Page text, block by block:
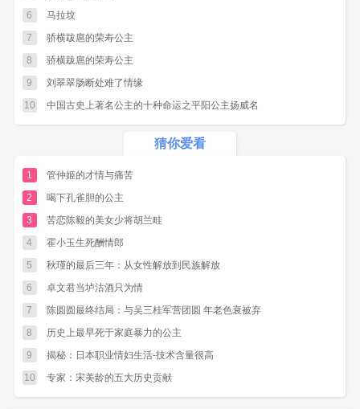
思，愿得归骸骨，葬汉地”，情词哀切，汉宣帝为
之动容，乃派人迎归。解忧公主于汉宣帝甘露51
年回到长安，此时公主年已七十。朱颜出国，
发 返来，于西域生活半个世纪，经历四朝三嫁，
受尽委屈，可谓历尽沧桑。
太平若为将军定，何许朱颜苦边疆。
天若有情天亦老，解忧无奈历沧桑。
6
马拉坟
7
骄横跋扈的荣寿公主
8
骄横跋扈的荣寿公主
9
刘翠翠肠断处难了情缘
10
中国古史上著名公主的十种命运之平阳公主扬威名
猜你爱看
1
管仲姬的才情与痛苦
2
喝下孔雀胆的公主
3
苦恋陈毅的美女少将胡兰畦
4
霍小玉生死酬情郎
5
秋瑾的最后三年：从女性解放到民族解放
6
卓文君当垆沽酒只为情
7
陈圆圆最终结局：与吴三桂军营团圆 年老色衰被弃
8
历史上最早死于家庭暴力的公主
9
揭秘：日本职业情妇生活-技术含量很高
10
专家：宋美龄的五大历史贡献